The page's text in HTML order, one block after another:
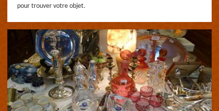
pour trouver votre objet.